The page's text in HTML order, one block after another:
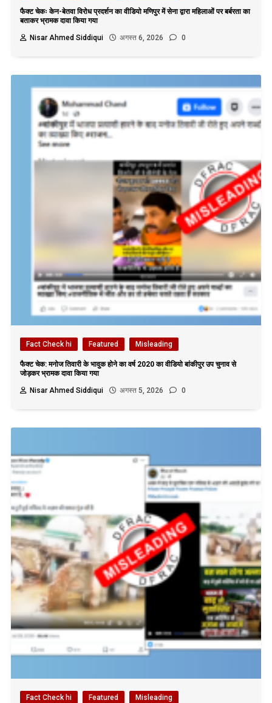
फैक्ट चेकः केन-बेतवा विरोध प्रदर्शन का वीडियो मणिपुर में सेना द्वारा महिलाओं पर बर्बरता का
बताकर भ्रामक दावा किया गया
Nisar Ahmed Siddiqui
अगस्त 6, 2026 0
Fact Check hi Featured Misleading
फैक्ट चेक: मनोज तिवारी के भावुक होने का वर्ष 2020 का वीडियो बांकीपुर उप चुनाव से
जोड़कर भ्रामक दावा किया गया
Nisar Ahmed Siddiqui
अगस्त 5, 2026 0
Fact Check hi Featured Misleading